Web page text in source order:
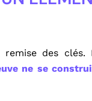
des
ne se